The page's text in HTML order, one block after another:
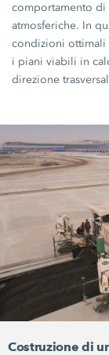
comportamento
atmosferiche. In
condizioni ottimali
i piani viabili in
direzione
Costruzione di